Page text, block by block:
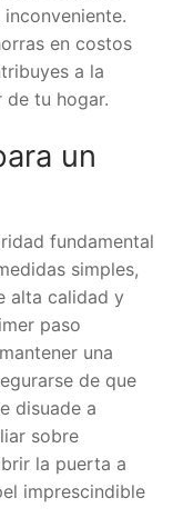
en costos
a la
de tu hogar.
un
fundamental
simples,
alta calidad y
paso
una
de que
disuade a
sobre
la puerta a
imprescindible